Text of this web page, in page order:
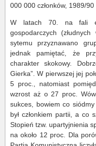
000 000 członków, 1989/90
W latach 70. na fali
gospodarczych
sytemu przyznawano
jednak pamiętać, że
charakter skokowy.
Gierka”. W pierwszej jej
5 proc., natomiast
wzrost aż o 27 proc.
sukces, bowiem co
był członkiem partii, a co
Stopień tzw. upartyjnienia
na około 12 proc. Dla